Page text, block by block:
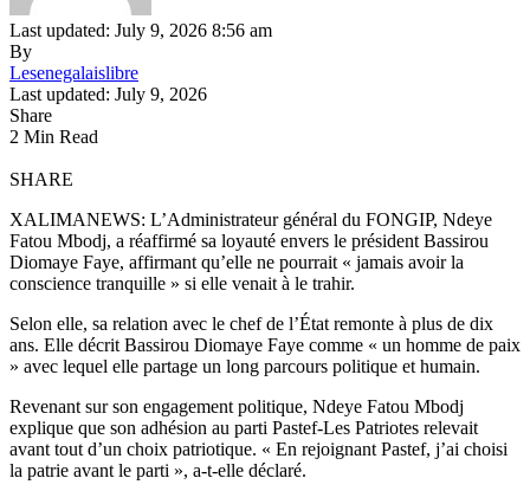
Last updated: July 9, 2026 8:56 am
By
Lesenegalaislibre
Last updated: July 9, 2026
Share
2 Min Read
SHARE
XALIMANEWS: L’Administrateur général du FONGIP, Ndeye
Fatou Mbodj, a réaffirmé sa loyauté envers le président Bassirou
Diomaye Faye, affirmant qu’elle ne pourrait « jamais avoir la
conscience tranquille » si elle venait à le trahir.
Selon elle, sa relation avec le chef de l’État remonte à plus de dix
ans. Elle décrit Bassirou Diomaye Faye comme « un homme de paix
» avec lequel elle partage un long parcours politique et humain.
Revenant sur son engagement politique, Ndeye Fatou Mbodj
explique que son adhésion au parti Pastef-Les Patriotes relevait
avant tout d’un choix patriotique. « En rejoignant Pastef, j’ai choisi
la patrie avant le parti », a-t-elle déclaré.